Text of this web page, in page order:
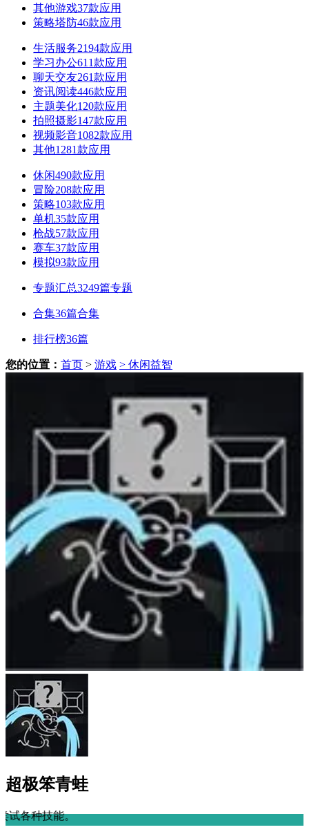
其他游戏37款应用
策略塔防46款应用
生活服务2194款应用
学习办公611款应用
聊天交友261款应用
资讯阅读446款应用
主题美化120款应用
拍照摄影147款应用
视频影音1082款应用
其他1281款应用
休闲490款应用
冒险208款应用
策略103款应用
单机35款应用
枪战57款应用
赛车37款应用
模拟93款应用
专题汇总3249篇专题
合集36篇合集
排行榜36篇
您的位置： 首页 > 游戏 > 休闲益智
超极笨青蛙